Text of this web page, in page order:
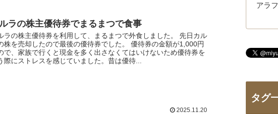
ラの株主優待券でまるまつで食事
ラの株主優待券を利用して、まるまつで外食しました。 先日カル
株を売却したので最後の優待券でした。 優待券の金額が1,000円
で、家族で行くと現金を多く出さなくてはいけないため優待券を
際にストレスを感じていました。昔は優待...
2025.11.20
アラ
タグ